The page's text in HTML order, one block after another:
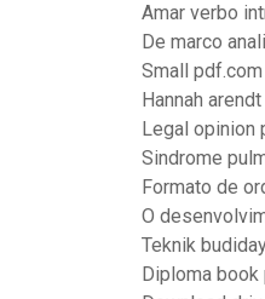
Amar verbo
De marco
Small
Hannah
Legal opinion
Sindrome
Formato de
O
Teknik
Diploma